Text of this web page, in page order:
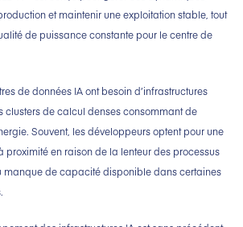
et maintenir une exploitation stable, tout
de puissance constante pour le centre de
de données IA ont besoin d’infrastructures
de calcul denses consommant de
Souvent, les développeurs optent pour une
proximité en raison de la lenteur des processus
manque de capacité disponible dans certaines